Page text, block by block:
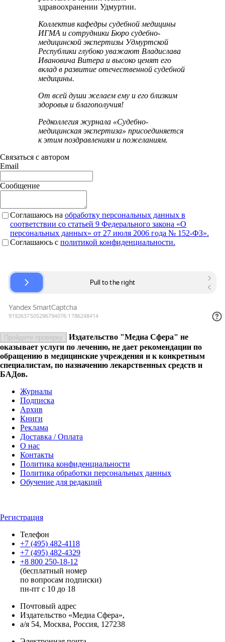
здравоохранении Удмуртии.
Коллектив кафедры судебной медицины
ИГМА и сотрудники Бюро судебно-
медицинской экспертизы Удмуртской
Республики глубоко уважают Владислава
Ивановича Витера и высоко ценят его
вклад в развитие отечественной судебной
медицины.
От всей души желаем ему и его близким
здоровья и благополучия!
Редколлегия журнала «Судебно-
медицинская экспертиза» присоединяется
к этим поздравлениям и пожеланиям.
Связаться с автором
Email
Сообщение
Соглашаюсь на обработку персональных данных в
соответствии со статьей 9 Федерального закона «О
персональных данных» от 27 июля 2006 года № 152-ФЗ».
Соглашаюсь c политикой конфиденциальности.
Пройдите проверку
Издательство "Медиа Сфера" не
оказывает услуги по лечению, не дает рекомендации по
обращению в медицинские учреждения и к конкретным
специалистам, по назначению лекарственных средств и
БАДов.
Журналы
Подписка
Архив
Книги
Реклама
Доставка / Оплата
О нас
Контакты
Политика конфиденциальности
Политика обработки персональных данных
Обучение для редакций
Регистрация
Телефон
+7 (495) 482-4118
+7 (495) 482-4329
+8 800 250-18-12
(бесплатный номер
по вопросам подписки)
пн-пт с 10 до 18
Почтовый адрес
Издательство «Медиа Сфера»,
а/я 54, Москва, Россия, 127238